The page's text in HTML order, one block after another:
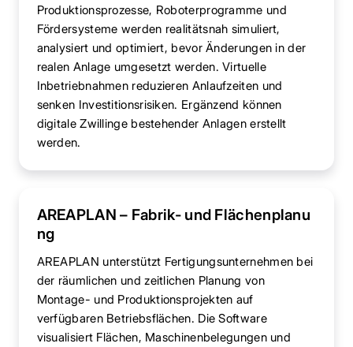
Produktionsprozesse, Roboterprogramme und
Fördersysteme werden realitätsnah simuliert,
analysiert und optimiert, bevor Änderungen in der
realen Anlage umgesetzt werden. Virtuelle
Inbetriebnahmen reduzieren Anlaufzeiten und
senken Investitionsrisiken. Ergänzend können
digitale Zwillinge bestehender Anlagen erstellt
werden.
AREAPLAN – Fabrik- und Flächenplanu
ng
AREAPLAN unterstützt Fertigungsunternehmen bei
der räumlichen und zeitlichen Planung von
Montage- und Produktionsprojekten auf
verfügbaren Betriebsflächen. Die Software
visualisiert Flächen, Maschinenbelegungen und